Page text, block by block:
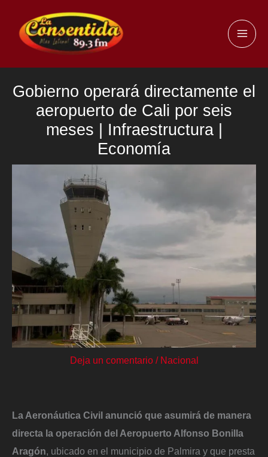
contenido
Gobierno operará directamente el
aeropuerto de Cali por seis
meses | Infraestructura |
Economía
Deja un comentario / Nacional
La Aeronáutica Civil anunció que asumirá de manera
directa la operación del Aeropuerto Alfonso Bonilla
Aragón, ubicado en el municipio de Palmira y que presta